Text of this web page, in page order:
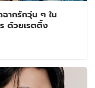
ากรักวุ่น ๆ ใน
ด้วยเรตติ้ง